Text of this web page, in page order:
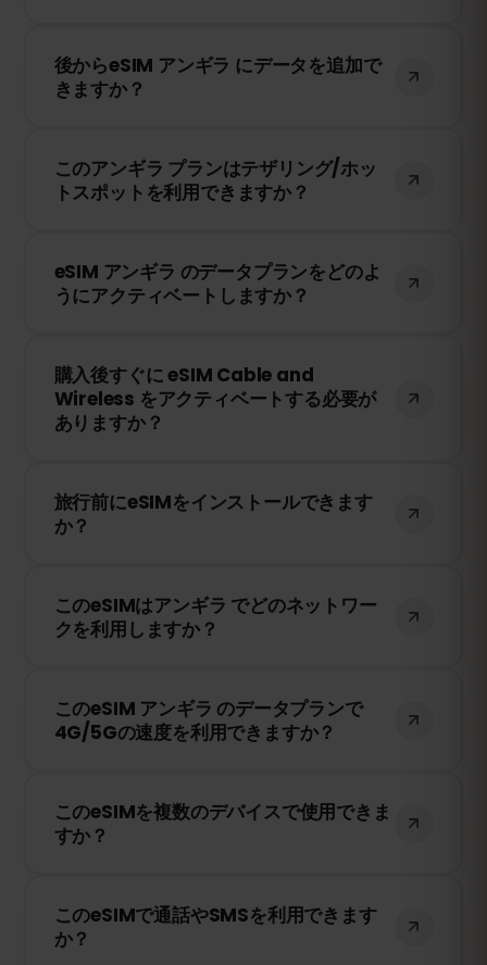
接続は停止します。eSIMFOXのダッシュボ
ードから簡単にデータを追加購入して、引
後からeSIM アンギラ にデータを追加で
きますか？
く、いつでもデータを追加できます。アカ
ウントにログインして、必要なデータ量を
このアンギラ プランはテザリング/ホッ
トスポットを利用できますか？
して、他のデバイスとインターネット接続
を共有できます。ただし、速度や接続状況
eSIM アンギラ のデータプランをどのよ
うにアクティベートしますか？
トフォンのeSIM設定でQRコードをスキャ
ンするだけで、すぐに利用できます！物理
SIMカードの交換は不要です。
購入後すぐに eSIM Cable and
Wireless をアクティベートする必要が
ありますか？
ます。ただし、Cable and Wireless のネッ
トワークに接続したときにのみ有効期限の
旅行前にeSIMをインストールできます
か？
とをおすすめします。ただし、アンギラ に
到着するまでネットワークに接続しないよ
このeSIMはアンギラ でどのネットワー
クを利用しますか？
ネットワークに接続します。例えば、
Cable and Wireless などが含まれます。
このeSIM アンギラ のデータプランで
4G/5Gの速度を利用できますか？
を提供し、アンギラ で5Gが利用可能な場
合は5Gにも対応しています。快適なインタ
このeSIMを複数のデバイスで使用できま
すか？
と、1台のデバイスにのみ紐付けられます。
スマートフォンを変更する場合は、新しい
このeSIMで通話やSMSを利用できます
か？